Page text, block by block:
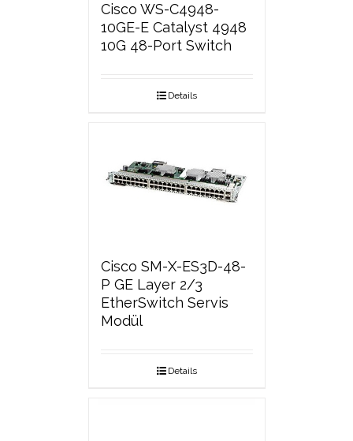
Cisco WS-C4948-
10GE-E Catalyst 4948
10G 48-Port Switch
Details
Cisco SM-X-ES3D-48-
P GE Layer 2/3
EtherSwitch Servis
Modül
Details